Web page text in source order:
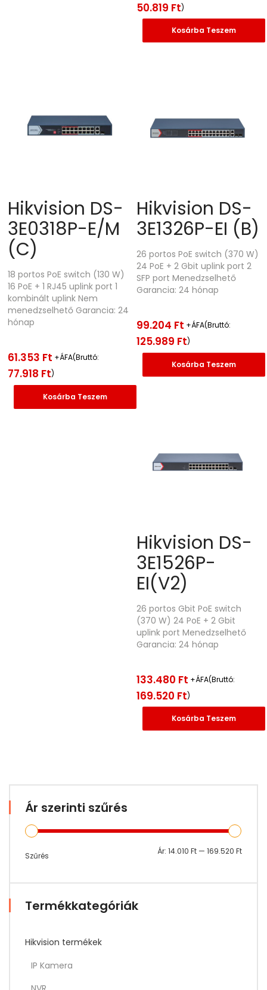
Ár szerinti szűrés
Min
Max
Szűrés Ár: 14.010 Ft — 169.520 Ft
Termékkategóriák
Hikvision termékek
IP Kamera
50.819 Ft)
Kosárba Teszem
Hikvision DS-
3E0318P-E/M
(C)
18 portos PoE switch (130 W)
16 PoE + 1 RJ45 uplink port 1
kombinált uplink Nem
menedzselhető Garancia: 24
hónap
61.353 Ft +ÁFA(Bruttó:
77.918 Ft)
Kosárba Teszem
Hikvision DS-
3E1326P-EI (B)
26 portos PoE switch (370 W)
24 PoE + 2 Gbit uplink port 2
SFP port Menedzselhető
Garancia: 24 hónap
99.204 Ft +ÁFA(Bruttó:
125.989 Ft)
Kosárba Teszem
Hikvision DS-
3E1526P-
EI(V2)
26 portos Gbit PoE switch
(370 W) 24 PoE + 2 Gbit
uplink port Menedzselhető
Garancia: 24 hónap
133.480 Ft +ÁFA(Bruttó:
169.520 Ft)
Kosárba Teszem